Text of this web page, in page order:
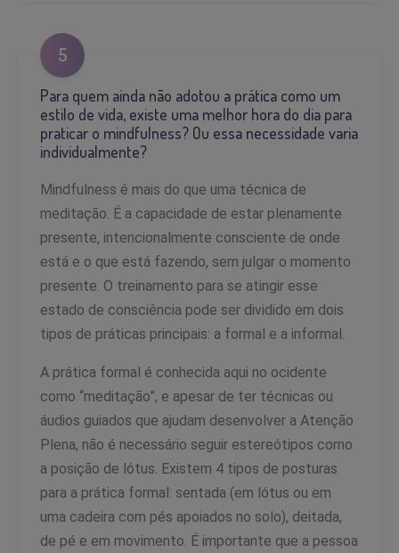
5
Para quem ainda não adotou a prática como um
estilo de vida, existe uma melhor hora do dia para
praticar o mindfulness? Ou essa necessidade varia
individualmente?
Mindfulness é mais do que uma técnica de
meditação. É a capacidade de estar plenamente
presente, intencionalmente consciente de onde
está e o que está fazendo, sem julgar o momento
presente. O treinamento para se atingir esse
estado de consciência pode ser dividido em dois
tipos de práticas principais: a formal e a informal.
A prática formal é conhecida aqui no ocidente
como “meditação”, e apesar de ter técnicas ou
áudios guiados que ajudam desenvolver a Atenção
Plena, não é necessário seguir estereótipos como
a posição de lótus. Existem 4 tipos de posturas
para a prática formal: sentada (em lótus ou em
uma cadeira com pés apoiados no solo), deitada,
de pé e em movimento. É importante que a pessoa